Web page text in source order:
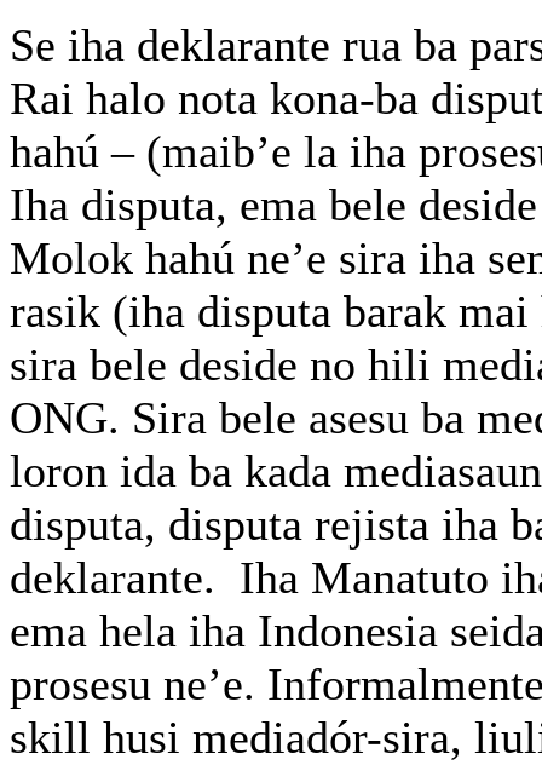
Se iha deklarante rua ba
Rai halo nota kona-ba
hahú – (maib’e la iha
Iha disputa, ema bele
Molok hahú ne’e sira iha
rasik (iha disputa barak
sira bele deside no hili
ONG. Sira bele asesu ba
loron ida ba kada
disputa, disputa rejista iha
deklarante. Iha Manatuto
ema hela iha Indonesia
prosesu ne’e.
skill husi mediadór-sira,